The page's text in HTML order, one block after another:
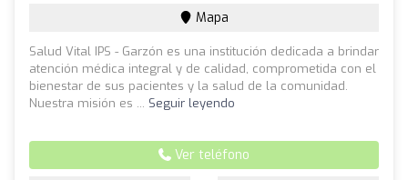
Mapa
Salud Vital IPS - Garzón es una institución dedicada a brindar
atención médica integral y de calidad, comprometida con el
bienestar de sus pacientes y la salud de la comunidad.
Nuestra misión es ... Seguir leyendo
Ver teléfono